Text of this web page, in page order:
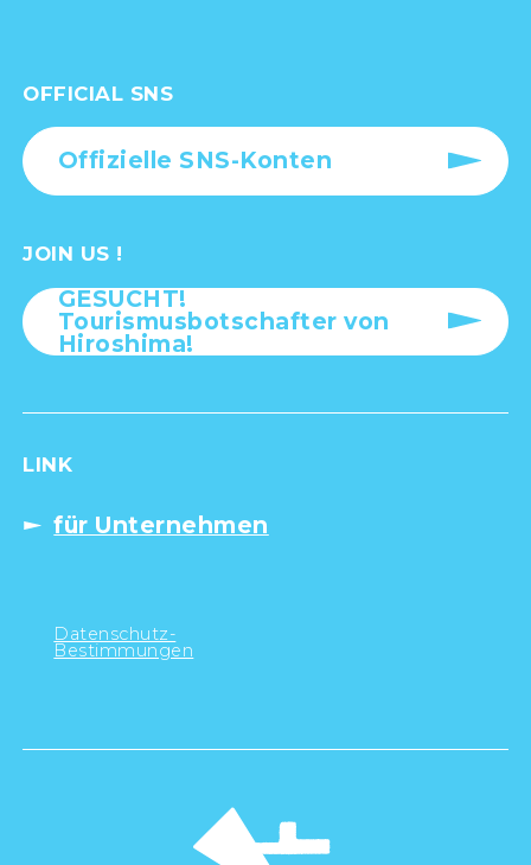
OFFICIAL SNS
Offizielle SNS-Konten
JOIN US !
GESUCHT!
Tourismusbotschafter von
Hiroshima!
LINK
für Unternehmen
Datenschutz-
Bestimmungen